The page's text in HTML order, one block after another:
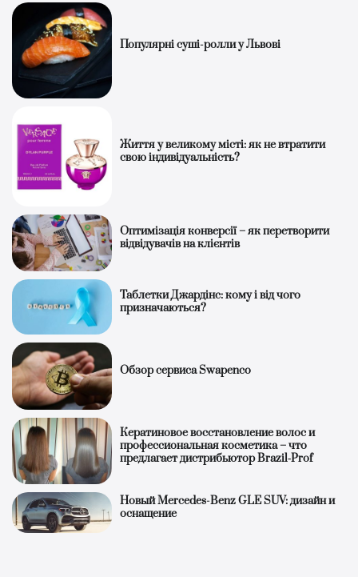
Популярні суші-ролли у Львові
Життя у великому місті: як не втратити
свою індивідуальність?
Оптимізація конверсії – як перетворити
відвідувачів на клієнтів
Таблетки Джардінс: кому і від чого
призначаються?
Обзор сервиса Swapenco
Кератиновое восстановление волос и
профессиональная косметика – что
предлагает дистрибьютор Brazil‑Prof
Новый Mercedes-Benz GLE SUV: дизайн и
оснащение